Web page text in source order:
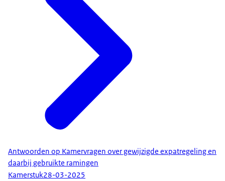
Antwoorden op Kamervragen over gewijzigde expatregeling en
daarbij gebruikte ramingen
Kamerstuk28-03-2025